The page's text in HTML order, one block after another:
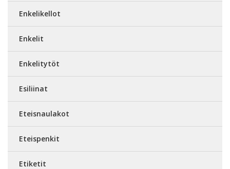
Enkelikellot
Enkelit
Enkelitytöt
Esiliinat
Eteisnaulakot
Eteispenkit
Etiketit